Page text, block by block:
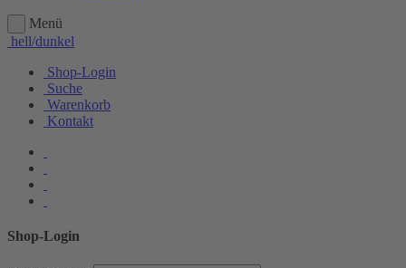
Menü
hell/dunkel
Shop-Login
Suche
Warenkorb
Kontakt
Shop-Login